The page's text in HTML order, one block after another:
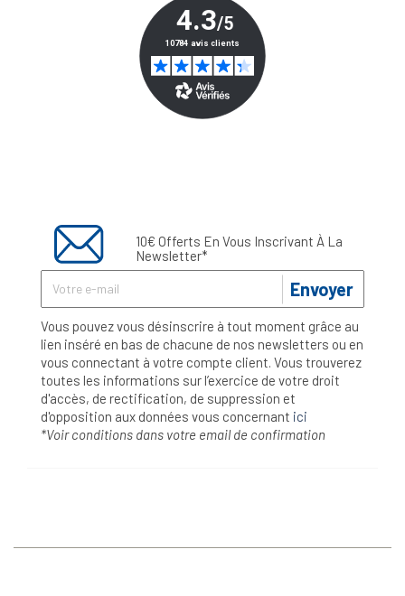
10€ Offerts En Vous Inscrivant À La
Newsletter*
Envoyer
Vous pouvez vous désinscrire à tout moment grâce au
lien inséré en bas de chacune de nos newsletters ou en
vous connectant à votre compte client. Vous trouverez
toutes les informations sur l’exercice de votre droit
d'accès, de rectification, de suppression et
d'opposition aux données vous concernant ici
*Voir conditions dans votre email de confirmation